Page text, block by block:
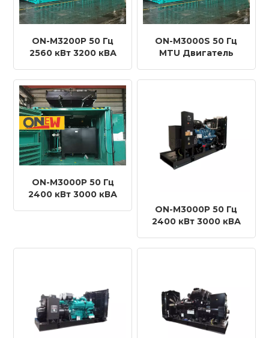
ON-M3200P 50 Гц
2560 кВт 3200 кВА
20V4000G44F
Дизельный
генератор
ON-M3000S 50 Гц
MTU Двигатель
Дизельный
ON-M3000P 50 Гц
2400 кВт 3000 кВА
ON-M3000P 50 Гц
2400 кВт 3000 кВА
4000 G63L